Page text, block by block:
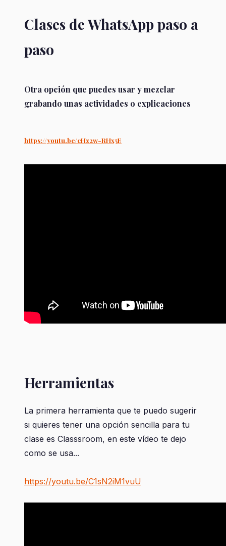
Clases de WhatsApp paso a
paso
Otra opción que puedes usar y mezclar
grabando unas actividades o explicaciones
https://youtu.be/cHz2w-RHx5E
Herramientas
La primera herramienta que te puedo sugerir
si quieres tener una opción sencilla para tu
clase es Classsroom, en este vídeo te dejo
como se usa...
https://youtu.be/C1sN2iM1vuU